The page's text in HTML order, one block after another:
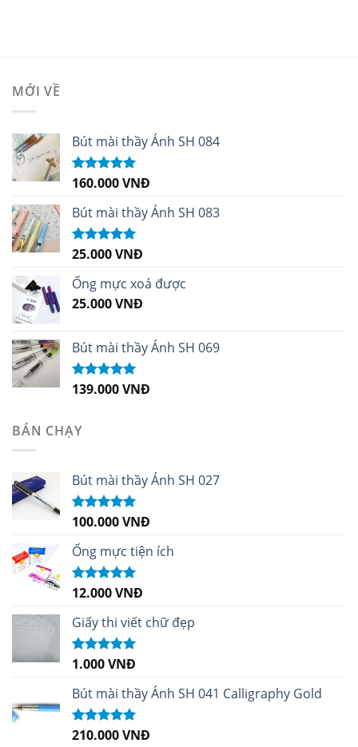
MỚI VỀ
Bút mài thầy Ánh SH 084
Được xếp
sao
160.000VNĐ
Bút mài thầy Ánh SH 083
Được xếp
sao
25.000VNĐ
Ống mực xoá được
25.000VNĐ
Bút mài thầy Ánh SH 069
Được xếp
139.000VNĐ
BÁN CHẠY
Bút mài thầy Ánh SH 027
Được xếp
sao
100.000VNĐ
Ống mực tiện ích
Được xếp
sao
12.000VNĐ
Giấy thi viết chữ đẹp
Được xếp
sao
1.000VNĐ
Bút mài thầy Ánh SH 041 Calligraphy Gold
Được xếp
210.000VNĐ